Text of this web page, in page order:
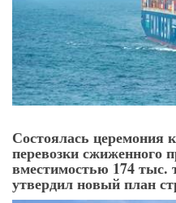
Состоялась церемония
перевозки сжиженного
вместимостью 174 тыс.
утвердил новый план